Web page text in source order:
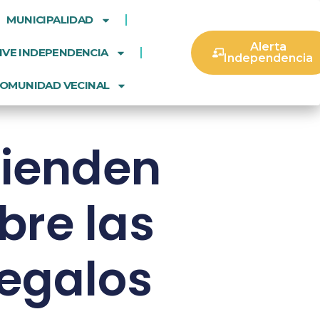
MUNICIPALIDAD
INDEPENDENCIA
VECINAL
Alerta
Independencia
las